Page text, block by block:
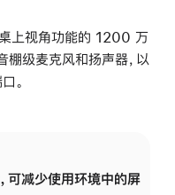
上视角功能的 1200 万
级麦克风和扬声器，以
。
可减少使用环境中的屏